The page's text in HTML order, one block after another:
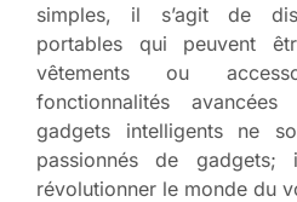
simples, il s’agit de
portables qui peuvent
vêtements ou
fonctionnalités
gadgets intelligents ne
passionnés de
révolutionner le monde du